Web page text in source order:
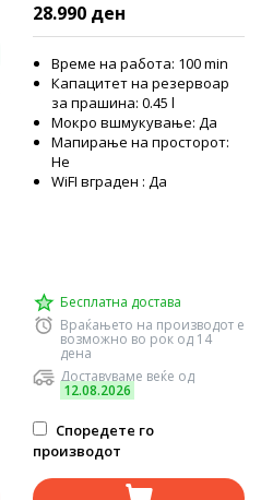
28.990 ден
Време на работа: 100 min
Капацитет на резервоар
за прашина: 0.45 l
Мокро вшмукување: Да
Мапирање на просторот:
Не
WiFI вграден : Да
Бесплатна достава
Враќањето на производот е
возможно во рок од 14
дена
Доставуваме веќе од
12.08.2026
Споредете го
производот